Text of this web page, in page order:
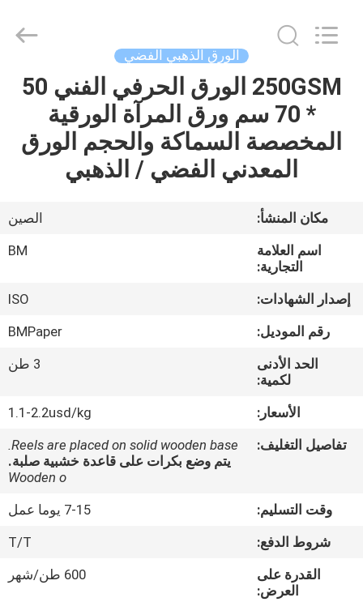
المنزل
المنتجات
معلومات
جولة
المصنع
الجودة
اتصل
أخبار
Exporting
Reserved.
الورق الذهبي الفضي
250GSM الورق الحرفي الفني 50
* 70 سم ورق المرآة الورقية
المخصصة السماكة والحجم الورق
المعدني الفضي / الذهبي
مكان المنشأ:
الصين
اسم العلامة
التجارية:
BM
إصدار الشهادات:
ISO
رقم الموديل:
BMPaper
الحد الأدنى
لكمية:
3 طن
الأسعار:
1.1-2.2usd/kg
تفاصيل التغليف:
Reels are placed on solid wooden base.
يتم وضع بكرات على قاعدة خشبية صلبة.
Wooden o
وقت التسليم:
7-15 يوما عمل
شروط الدفع:
T/T
القدرة على
العرض:
600 طن/شهر